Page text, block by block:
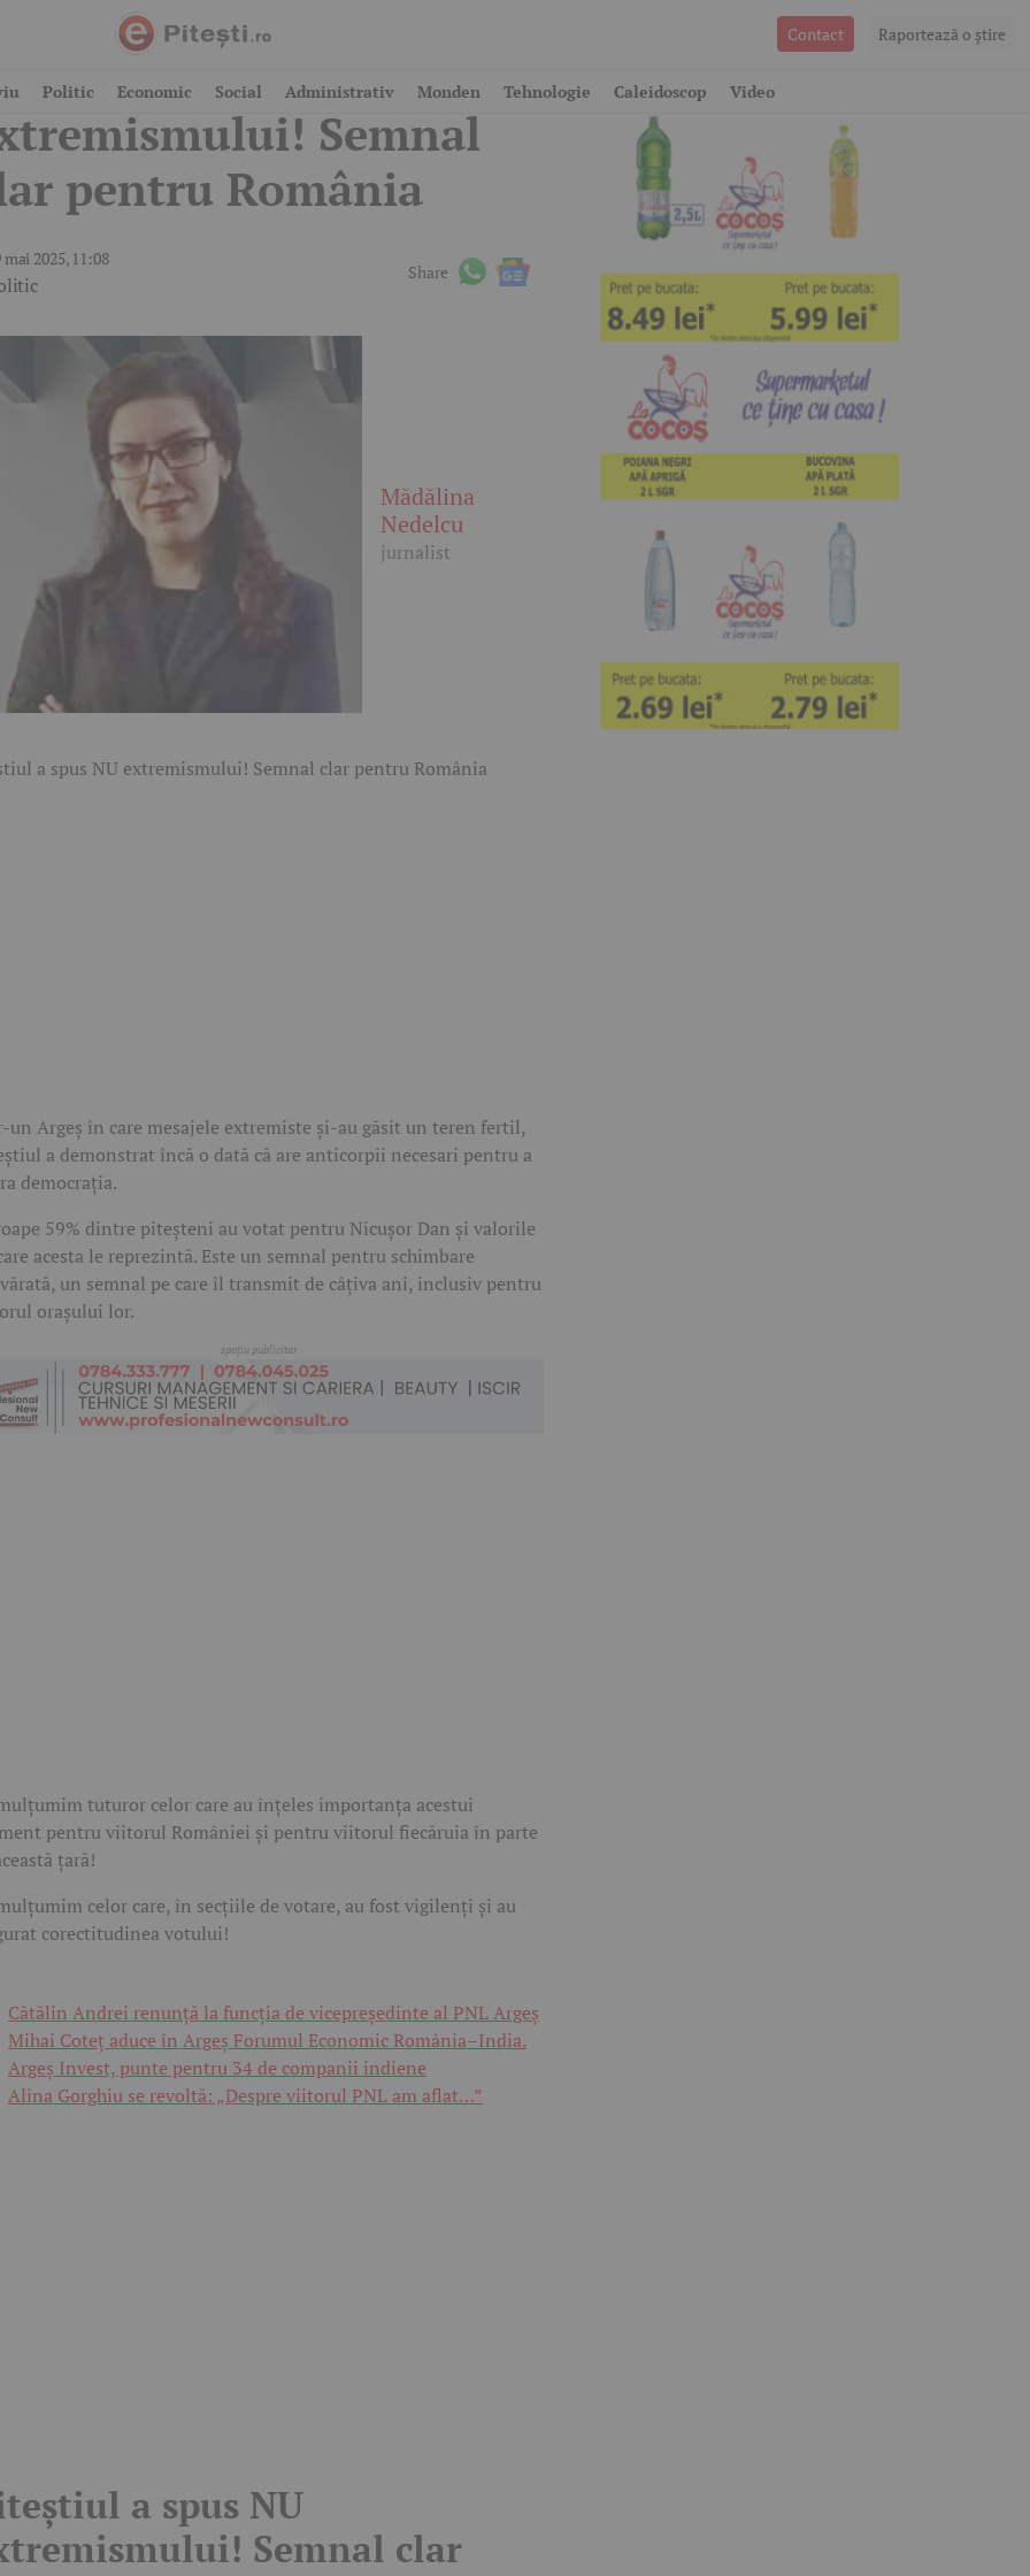
Contact Raportează o ştire
Politic Economic Social Administrativ Monden Tehnologie Caleidoscop Video
a spus NU
Semnal
pentru România
mai 2025, 11:08
Share
Mădălina
Nedelcu
jurnalist
Argeș în care mesajele extremiste și-au găsit un teren fertil,
a demonstrat încă o dată că are anticorpii necesari pentru a
democrația.
59% dintre piteșteni au votat pentru Nicușor Dan și valorile
acesta le reprezintă. Este un semnal pentru schimbare
un semnal pe care îl transmit de câțiva ani, inclusiv pentru
orașului lor.
tuturor celor care au înțeles importanța acestui
pentru viitorul României și pentru viitorul fiecăruia în parte
țară!
celor care, în secțiile de votare, au fost vigilenți și au
corectitudinea votului!
Cătălin Andrei renunță la funcția de vicepreședinte al PNL Argeș
Mihai Coteț aduce în Argeș Forumul Economic România–India.
Argeș Invest, punte pentru 34 de companii indiene
Alina Gorghiu se revoltă: „Despre viitorul PNL am aflat…”
a spus NU
Semnal clar